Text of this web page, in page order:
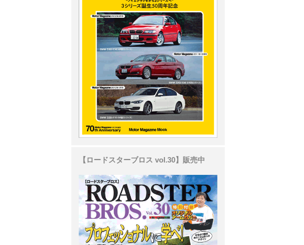
【ロードスターブロス vol.30】販売中